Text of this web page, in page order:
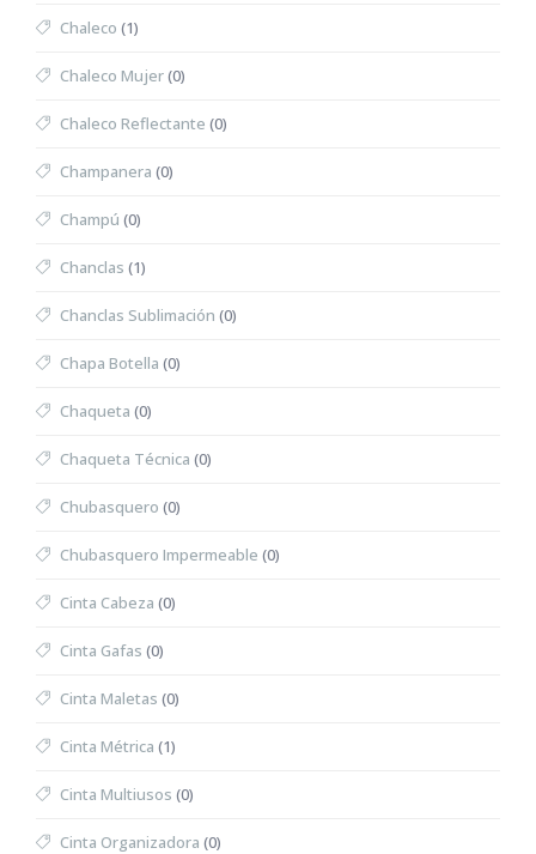
Chaleco (1)
Chaleco Mujer(0)
Chaleco Reflectante (0)
Champanera (0)
Champú (0)
Chanclas (1)
Chanclas Sublimación (0)
Chapa Botella (0)
Chaqueta (0)
Chaqueta Técnica (0)
Chubasquero (0)
Chubasquero Impermeable (0)
Cinta Cabeza (0)
Cinta Gafas (0)
Cinta Maletas (0)
Cinta Métrica (1)
Cinta Multiusos (0)
Cinta Organizadora (0)